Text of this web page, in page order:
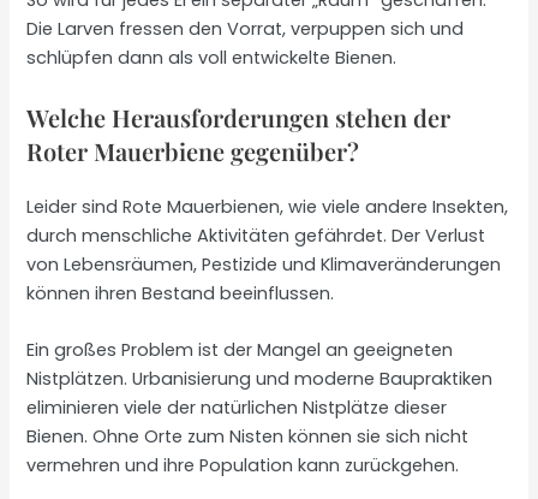
Die Larven fressen den Vorrat, verpuppen sich und
schlüpfen dann als voll entwickelte Bienen.
Welche Herausforderungen stehen der
Roter Mauerbiene gegenüber?
Leider sind Rote Mauerbienen, wie viele andere Insekten,
durch menschliche Aktivitäten gefährdet. Der Verlust
von Lebensräumen, Pestizide und Klimaveränderungen
können ihren Bestand beeinflussen.
Ein großes Problem ist der Mangel an geeigneten
Nistplätzen. Urbanisierung und moderne Baupraktiken
eliminieren viele der natürlichen Nistplätze dieser
Bienen. Ohne Orte zum Nisten können sie sich nicht
vermehren und ihre Population kann zurückgehen.